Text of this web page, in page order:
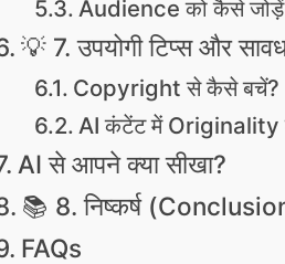
Audience को कैसे
💡 7. उपयोगी टिप्स और
Copyright से कैसे बचें?
AI कंटेंट में
AI से आपने क्या सीखा?
📚 8. निष्कर्ष
FAQs